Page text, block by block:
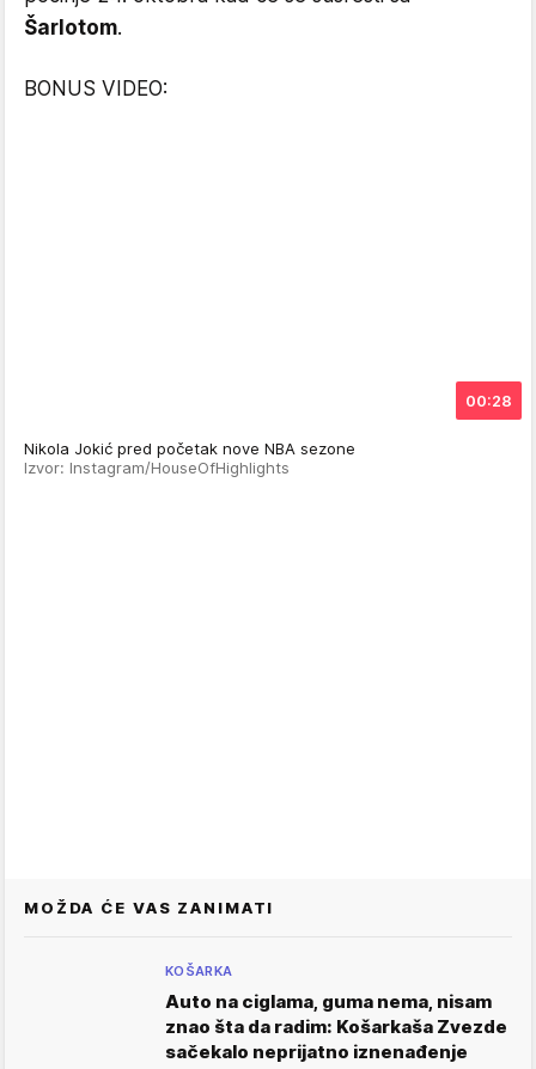
Šarlotom.
BONUS VIDEO:
00:28
Nikola Jokić pred početak nove NBA sezone
Izvor: Instagram/HouseOfHighlights
MOŽDA ĆE VAS ZANIMATI
KOŠARKA
Auto na ciglama, guma nema, nisam
znao šta da radim: Košarkaša Zvezde
sačekalo neprijatno iznenađenje